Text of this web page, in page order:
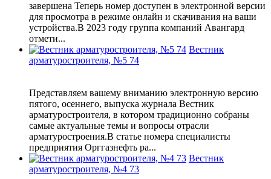
завершена Теперь номер доступен в электронной версии
для просмотра в режиме онлайн и скачивания на ваши
устройства.В 2023 году группа компаний Авангард
отмети...
Вестник
арматуростроителя, №5 74
Представляем вашему вниманию электронную версию
пятого, осеннего, выпуска журнала Вестник
арматуростроителя, в котором традиционно собраны
самые актуальные темы и вопросы отрасли
арматуростроения.В статье номера специалисты
предприятия Орггазнефть ра...
Вестник
арматуростроителя, №4 73